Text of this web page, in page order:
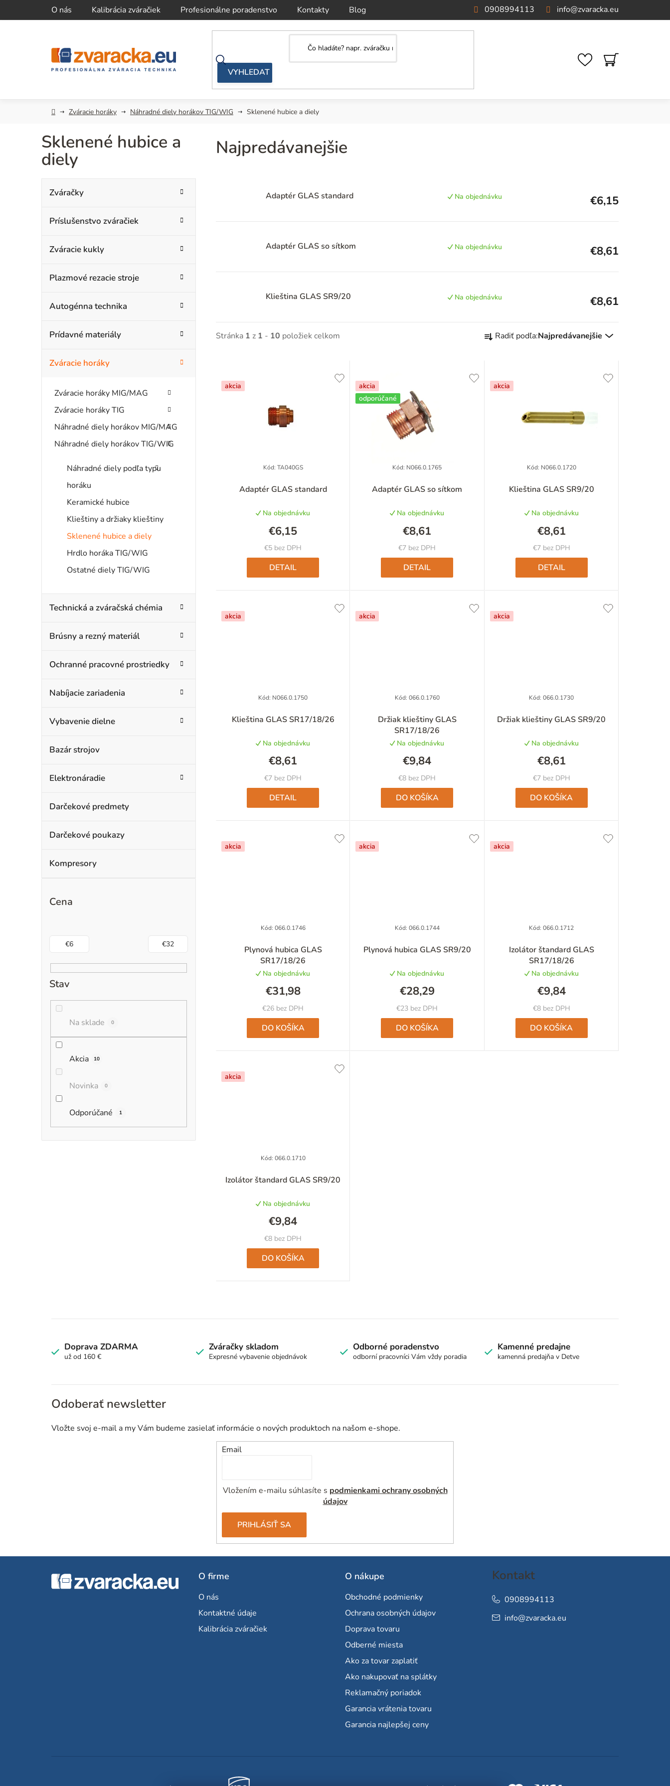
O nás Kalibrácia zváračiek Profesionálne poradenstvo Kontakty Blog info@zvaracka.eu
0908994113
NÁKUPNÝ
KOŠÍK
DomovZváracie horáky Náhradné diely horákov TIG/WIG Sklenené hubice a diely
Sklenené hubice a
diely
B
n
p
a
n
kategórie
Zváračky
Príslušenstvo zváračiek
Zváracie kukly
Plazmové rezacie stroje
Autogénna technika
Prídavné materiály
Zváracie horáky
Zváracie horáky MIG/MAG
Zváracie horáky TIG
Náhradné diely horákov MIG/MAG
Náhradné diely horákov TIG/WIG
Náhradné diely podľa typu
horáku
Keramické hubice
Klieštiny a držiaky klieštiny
Sklenené hubice a diely
Hrdlo horáka TIG/WIG
Ostatné diely TIG/WIG
Technická a zváračská chémia
Brúsny a rezný materiál
Ochranné pracovné prostriedky
Nabíjacie zariadenia
Vybavenie dielne
Bazár strojov
Elektronáradie
Darčekové predmety
Darčekové poukazy
Kompresory
Cena
€6 €32
Stav
Na sklade 0
Akcia 10
Novinka 0
Odporúčané 1
Najpredávanejšie
Adaptér GLAS standard Na objednávku €6,15
Adaptér GLAS so sítkom Na objednávku €8,61
Klieština GLAS SR9/20 Na objednávku €8,61
Stránka 1 z 1 - 10 položiek celkom
R
e
t
o
Radiť podľa:Najpredávanejšie
ý
t
o
v
akcia
Adaptér GLAS standard
Na objednávku
€5 bez DPH
€6,15
DETAIL
Kód: TA040GS
akcia
odporúčané
Adaptér GLAS so sítkom
hodnotenie
je
5,0
z
5
hviezdičiek.
Na objednávku
€7 bez DPH
€8,61
DETAIL
Kód: N066.0.1765
akcia
Klieština GLAS SR9/20
hodnotenie
je
5,0
z
5
hviezdičiek.
Na objednávku
€7 bez DPH
€8,61
DETAIL
Kód: N066.0.1720
akcia
Klieština GLAS SR17/18/26
hodnotenie
je
5,0
z
5
hviezdičiek.
Na objednávku
€7 bez DPH
€8,61
DETAIL
Kód: N066.0.1750
akcia
Držiak klieštiny GLAS
SR17/18/26
hodnotenie
produktu
je
5,0
z
5
hviezdičiek.
Na objednávku
€8 bez DPH
€9,84
DO KOŠÍKA
Kód: 066.0.1760
akcia
Držiak klieštiny GLAS SR9/20
hodnotenie
je
5,0
z
5
hviezdičiek.
Na objednávku
€7 bez DPH
€8,61
DO KOŠÍKA
Kód:066.0.1730
akcia
Plynová hubica GLAS
SR17/18/26
hodnotenie
produktu
je
5,0
z
5
hviezdičiek.
Na objednávku
€26 bez DPH
€31,98
DO KOŠÍKA
Kód: 066.0.1746
akcia
Plynová hubica GLAS SR9/20
hodnotenie
je
5,0
z
5
hviezdičiek.
Na objednávku
€23 bez DPH
€28,29
DO KOŠÍKA
Kód: 066.0.1744
akcia
Izolátor štandard GLAS
SR17/18/26
hodnotenie
produktu
je
5,0
z
5
hviezdičiek.
Na objednávku
€8 bez DPH
€9,84
DO KOŠÍKA
Kód:066.0.1712
akcia
Izolátor štandard GLAS SR9/20
hodnotenie
je
5,0
z
5
hviezdičiek.
Na objednávku
€8 bez DPH
€9,84
DO KOŠÍKA
Kód: 066.0.1710
d
c
r
v
Doprava ZDARMA
už od 160 €
Zváračky skladom
Expresné vybavenie objednávok
Odborné poradenstvo
odborní pracovníci Vám vždy poradia
Kamenné predajne
kamenná predajňa v Detve
Odoberať newsletter
Vložte svoj e-mail a my Vám budeme zasielať informácie o nových produktoch na našom e-shope.
Email
Vložením e-mailu súhlasíte s podmienkami ochrany osobných
údajov
PRIHLÁSIŤ SA
O firme
O nás
Kontaktné údaje
Kalibrácia zváračiek
O nákupe
Obchodné podmienky
Ochrana osobných údajov
Doprava tovaru
Odberné miesta
Ako za tovar zaplatiť
Ako nakupovať na splátky
Reklamačný poriadok
Garancia vrátenia tovaru
Garancia najlepšej ceny
Kontakt
info@zvaracka.eu
0908994113